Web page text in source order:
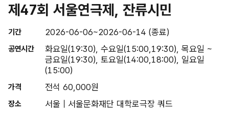
제47회 서울연극제, 잔류시민
기간 2026-06-06~2026-06-14 (종료)
공연시간
화요일(19:30), 수요일(15:00,19:30), 목요일 ~
금요일(19:30), 토요일(14:00,18:00), 일요일
(15:00)
가격 전석 60,000원
장소 서울 | 서울문화재단 대학로극장 쿼드